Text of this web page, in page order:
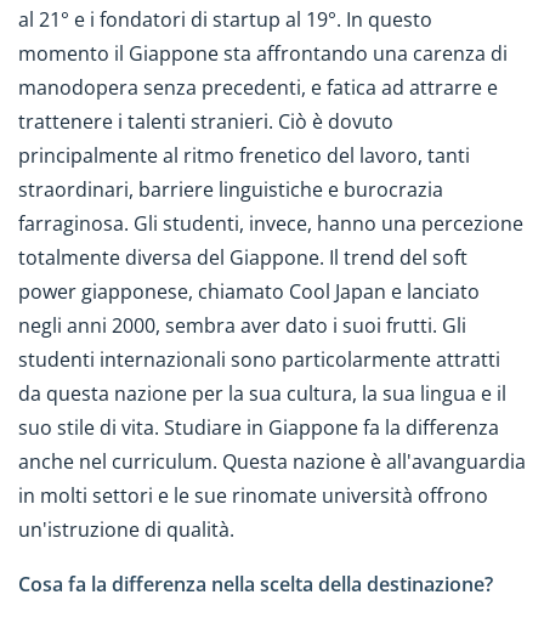
al 21° e i fondatori di startup al 19°. In questo
momento il Giappone sta affrontando una carenza di
manodopera senza precedenti, e fatica ad attrarre e
trattenere i talenti stranieri. Ciò è dovuto
principalmente al ritmo frenetico del lavoro, tanti
straordinari, barriere linguistiche e burocrazia
farraginosa. Gli studenti, invece, hanno una percezione
totalmente diversa del Giappone. Il trend del soft
power giapponese, chiamato Cool Japan e lanciato
negli anni 2000, sembra aver dato i suoi frutti. Gli
studenti internazionali sono particolarmente attratti
da questa nazione per la sua cultura, la sua lingua e il
suo stile di vita. Studiare in Giappone fa la differenza
anche nel curriculum. Questa nazione è all'avanguardia
in molti settori e le sue rinomate università offrono
un'istruzione di qualità.
Cosa fa la differenza nella scelta della destinazione?